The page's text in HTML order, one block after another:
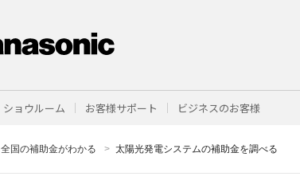
ショウルーム お客様サポート ビジネスのお客様
全国の補助金がわかる 太陽光発電システムの補助金を調べる